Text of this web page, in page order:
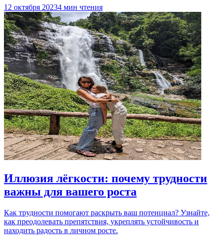
12 октября 20234 мин чтения
Иллюзия лёгкости: почему трудности
важны для вашего роста
Как трудности помогают раскрыть ваш потенциал? Узнайте,
как преодолевать препятствия, укреплять устойчивость и
находить радость в личном росте.